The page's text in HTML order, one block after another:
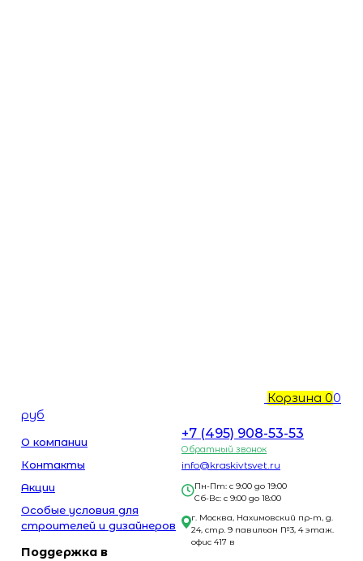
Корзина 00
руб
О компании
Контакты
Акции
Особые условия для
строителей и дизайнеров
Поддержка в
+7 (495) 908-53-53
Обратный звонок
info@kraskivtsvet.ru
Пн-Пт: с 9:00 до 19:00
Сб-Вс: с 9:00 до 18:00
г. Москва, Нахимовский пр-т, д.
24, стр. 9 павильон №3, 4 этаж.
офис 417 в